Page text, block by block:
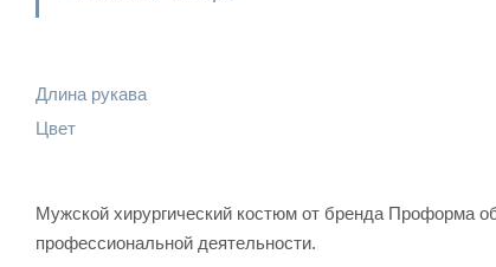
Длина рукава
Цвет
Мужской хирургический костюм от бренда Проформа
профессиональной деятельности.